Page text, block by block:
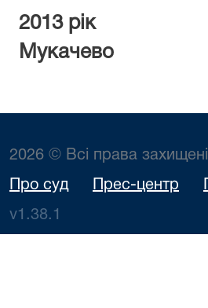
2013 рік
Мукачево
2026 © Всі права захищені
Про суд Прес-центр
v1.38.1